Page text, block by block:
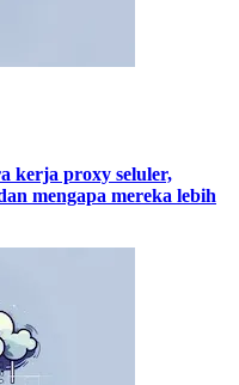
kerja proxy seluler,
mengapa mereka lebih